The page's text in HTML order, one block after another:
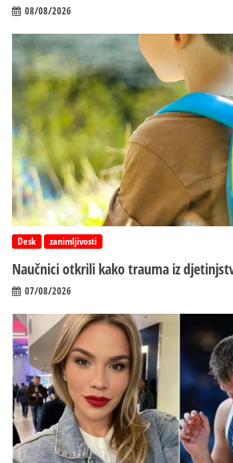
08/08/2026
Desk zanimljivosti
Naučnici otkrili kako trauma iz
07/08/2026